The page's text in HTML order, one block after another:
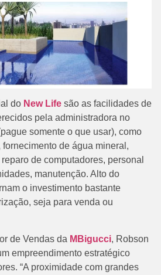
do New Life são as facilidades de
pela administradora no
somente o que usar), como
fornecimento de água mineral,
de computadores, personal
manutenção. Alto do
o investimento bastante
seja para venda ou
de Vendas da MBigucci, Robson
empreendimento estratégico
“A proximidade com grandes